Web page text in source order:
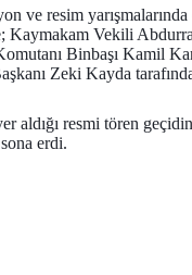
ve resim
Kaymakam Vekili
Binbaşı Kamil
Zeki Kayda
aldığı resmi tören
erdi.